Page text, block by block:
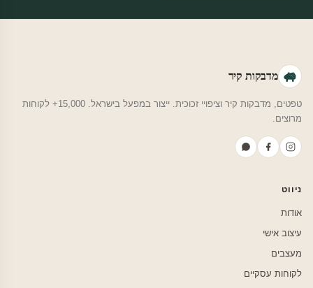
מדבקות קיר
טפטים, מדבקות קיר וציפויי זכוכית. ייצור במפעל בישראל. 15,000+ לקוחות
מרוצים.
ניווט
אודות
עיצוב אישי
מעצבים
לקוחות עסקיים